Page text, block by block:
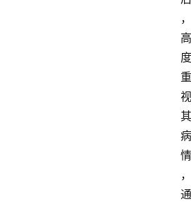
，
高
度
重
视
其
病
情
，
通